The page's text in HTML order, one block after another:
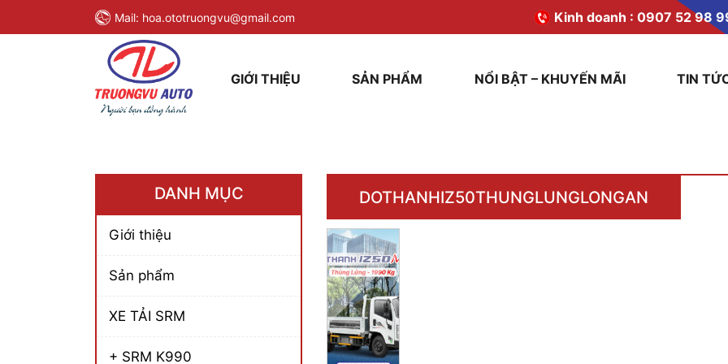
Mail: hoa.ototruongvu@gmail.com Kinh doanh : 0907 52 98
GIỚI THIỆU SẢN PHẨM NỔI BẬT – KHUYẾN MÃI TIN
DANH MỤC
Giới thiệu
Sản phẩm
XE TẢI SRM
+ SRM K990
DOTHANHIZ50THUNGLUNGLONGAN